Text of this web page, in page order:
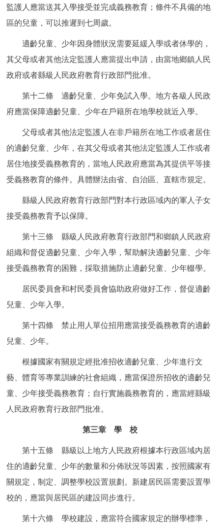
監護人應當送其入學接受並完成義務教育；條件不具備的地
區的兒童，可以推遲到七周歲。
適齡兒童、少年因身體狀況需要延緩入學或者休學的，
其父母或者其他法定監護人應當提出申請，由當地鄉鎮人民
政府或者縣級人民政府教育行政部門批准。
第十二條 適齡兒童、少年免試入學。地方各級人民政
府應當保障適齡兒童、少年在戶籍所在地學校就近入學。
父母或者其他法定監護人在非戶籍所在地工作或者居住
的適齡兒童、少年，在其父母或者其他法定監護人工作或者
居住地接受義務教育的，當地人民政府應當為其提供平等接
受義務教育的條件。具體辦法由省、自治區、直轄市規定。
縣級人民政府教育行政部門對本行政區域內的軍人子女
接受義務教育予以保障。
第十三條 縣級人民政府教育行政部門和鄉鎮人民政府
組織和督促適齡兒童、少年入學，幫助解決適齡兒童、少年
接受義務教育的困難，採取措施防止適齡兒童、少年輟學。
居民委員會和村民委員會協助政府做好工作，督促適齡
兒童、少年入學。
第十四條 禁止用人單位招用應當接受義務教育的適齡
兒童、少年。
根據國家有關規定經批准招收適齡兒童、少年進行文
藝、體育等專業訓練的社會組織，應當保證所招收的適齡兒
童、少年接受義務教育；自行實施義務教育的，應當經縣級
人民政府教育行政部門批准。
第三章 學 校
第十五條 縣級以上地方人民政府根據本行政區域內居
住的適齡兒童、少年的數量和分佈狀況等因素，按照國家有
關規定，制定、調整學校設置規劃。新建居民區需要設置學
校的，應當與居民區的建設同步進行。
第十六條 學校建設，應當符合國家規定的辦學標準，